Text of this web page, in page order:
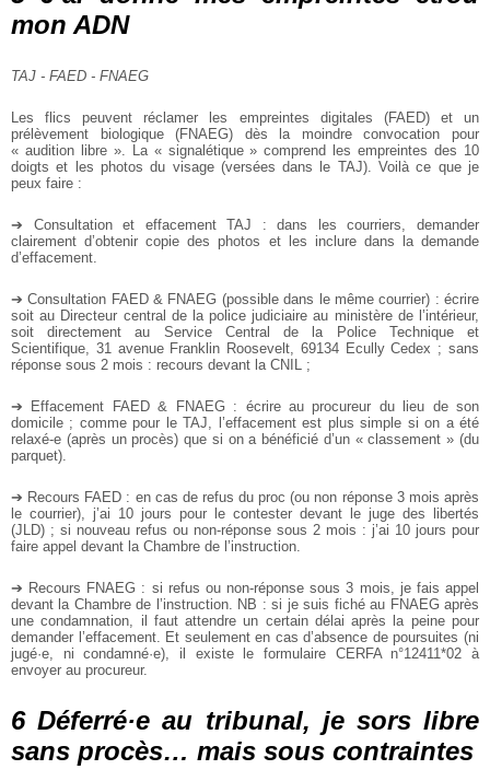
mon ADN
TAJ - FAED - FNAEG
Les flics peuvent réclamer les empreintes digitales (FAED) et un
prélèvement biologique (FNAEG) dès la moindre convocation pour
« audition libre ». La « signalétique » comprend les empreintes des 10
doigts et les photos du visage (versées dans le TAJ). Voilà ce que je
peux faire :
➔ Consultation et effacement TAJ : dans les courriers, demander
clairement d’obtenir copie des photos et les inclure dans la demande
d’effacement.
➔ Consultation FAED & FNAEG (possible dans le même courrier) : écrire
soit au Directeur central de la police judiciaire au ministère de l’intérieur,
soit directement au Service Central de la Police Technique et
Scientifique, 31 avenue Franklin Roosevelt, 69134 Ecully Cedex ; sans
réponse sous 2 mois : recours devant la CNIL ;
➔ Effacement FAED & FNAEG : écrire au procureur du lieu de son
domicile ; comme pour le TAJ, l’effacement est plus simple si on a été
relaxé-e (après un procès) que si on a bénéficié d’un « classement » (du
parquet).
➔ Recours FAED : en cas de refus du proc (ou non réponse 3 mois après
le courrier), j’ai 10 jours pour le contester devant le juge des libertés
(JLD) ; si nouveau refus ou non-réponse sous 2 mois : j’ai 10 jours pour
faire appel devant la Chambre de l’instruction.
➔ Recours FNAEG : si refus ou non-réponse sous 3 mois, je fais appel
devant la Chambre de l’instruction. NB : si je suis fiché au FNAEG après
une condamnation, il faut attendre un certain délai après la peine pour
demander l’effacement. Et seulement en cas d’absence de poursuites (ni
jugé·e, ni condamné·e), il existe le formulaire CERFA n°12411*02 à
envoyer au procureur.
6 Déferré·e au tribunal, je sors libre
sans procès… mais sous contraintes